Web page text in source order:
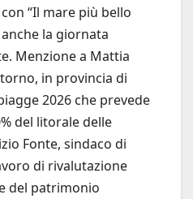
“Il mare più bello
la giornata
Menzione a Mattia
in provincia di
2026 che prevede
del litorale delle
Fonte, sindaco di
di rivalutazione
del patrimonio